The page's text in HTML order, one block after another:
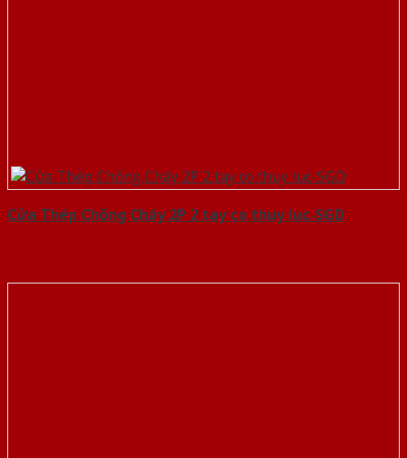
Cửa Thép Chống Cháy 2P 2 tay co thuy luc-SGD